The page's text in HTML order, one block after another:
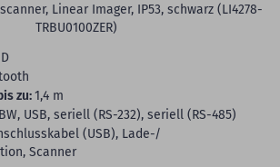
Linear Imager, IP53, schwarz (LI4278-
TRBU0100ZER)
zu:1,4 m
USB, seriell (RS-232), seriell (RS-485)
(USB), Lade-/
Scanner